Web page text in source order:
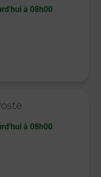
à 08h00
à 08h00